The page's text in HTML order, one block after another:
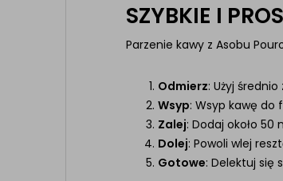
SZYBKIE I
Parzenie kawy z Asobu
Odmierz: Użyj
Wsyp: Wsyp kawę do
Zalej: Dodaj około
Dolej: Powoli wlej
Gotowe: Delektuj się